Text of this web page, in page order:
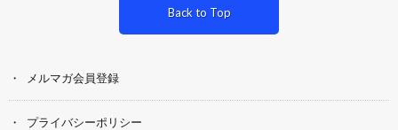
Back to Top
メルマガ会員登録
プライバシーポリシー